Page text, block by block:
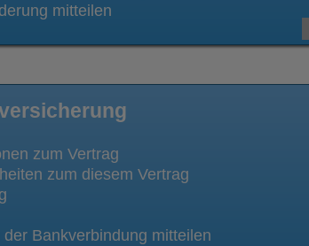
mitteilen
zum Vertrag
zum diesem Vertrag
Bankverbindung mitteilen